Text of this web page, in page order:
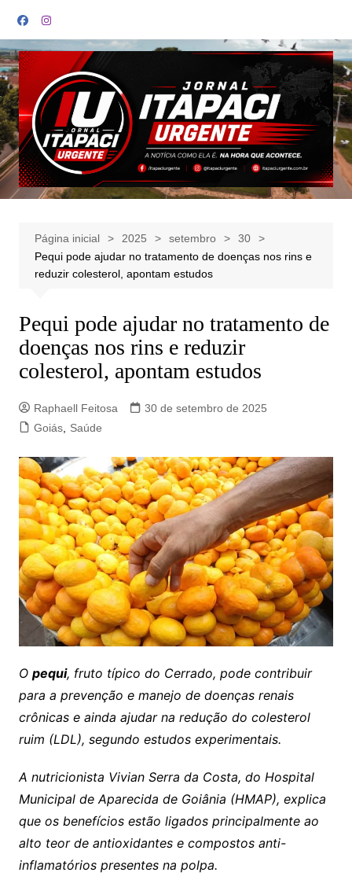
para
o
conteúdo
Página inicial 2025 setembro
30
Pequi pode ajudar no tratamento de doenças nos rins e
reduzir colesterol, apontam estudos
Pequi pode ajudar no tratamento de
doenças nos rins e reduzir
colesterol, apontam estudos
Raphaell Feitosa
30 de setembro de 2025
Goiás, Saúde
O pequi, fruto típico do Cerrado, pode contribuir
para a prevenção e manejo de doenças renais
crônicas e ainda ajudar na redução do colesterol
ruim (LDL), segundo estudos experimentais.
A nutricionista Vivian Serra da Costa, do Hospital
Municipal de Aparecida de Goiânia (HMAP), explica
que os benefícios estão ligados principalmente ao
alto teor de antioxidantes e compostos anti-
inflamatórios presentes na polpa.